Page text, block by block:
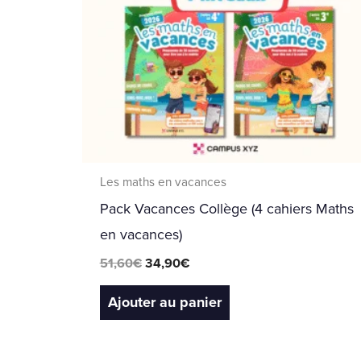
Les maths en vacances
Pack Vacances Collège (4 cahiers Maths
en vacances)
51,60€34,90€
Ajouter au panier